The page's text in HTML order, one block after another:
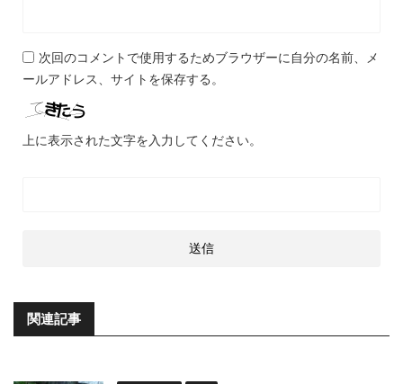
次回のコメントで使用するためブラウザーに自分の名前、メ
ールアドレス、サイトを保存する。
上に表示された文字を入力してください。
関連記事